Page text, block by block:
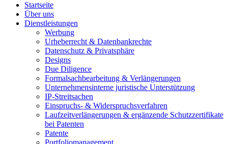
Startseite
Über uns
Dienstleistungen
Werbung
Urheberrecht & Datenbankrechte
Datenschutz & Privatsphäre
Designs
Due Diligence
Formalsachbearbeitung & Verlängerungen
Unternehmensinterne juristische Unterstützung
IP-Streitsachen
Einspruchs- & Widerspruchsverfahren
Laufzeitverlängerungen & ergänzende Schutzzertifikate
bei Patenten
Patente
Portfoliomanagement